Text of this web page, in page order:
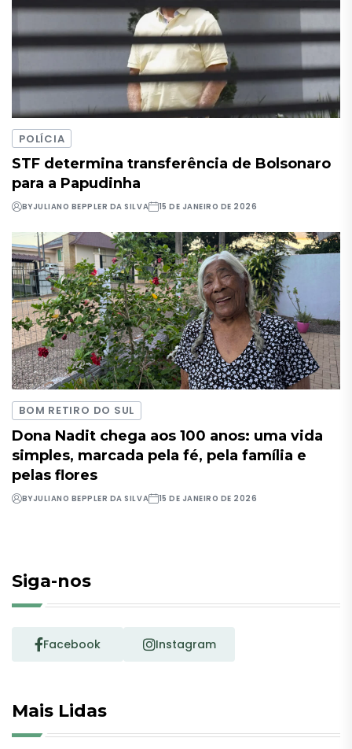
POLÍCIA
STF determina transferência de Bolsonaro
para a Papudinha
BYJULIANO BEPPLER DA SILVA 15 DE JANEIRO DE 2026
BOM RETIRO DO SUL
Dona Nadit chega aos 100 anos: uma vida
simples, marcada pela fé, pela família e
pelas flores
BYJULIANO BEPPLER DA SILVA 15 DE JANEIRO DE 2026
Siga-nos
Facebook Instagram
Mais Lidas